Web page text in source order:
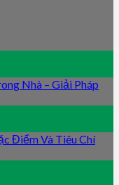
Nhà – Giải Pháp
Điểm Và Tiêu Chí